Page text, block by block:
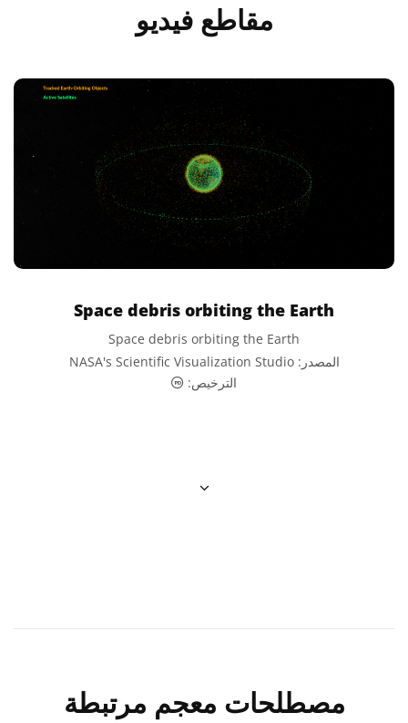
مقاطع فيديو
Space debris orbiting the Earth
Space debris orbiting the Earth
المصدر: NASA's Scientific Visualization Studio
الترخيص:
الملكية العامة أيقونات
مصطلحات معجم مرتبطة